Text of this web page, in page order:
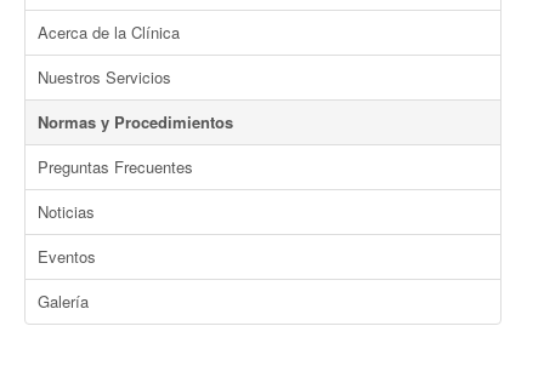
Acerca de la Clínica
Nuestros Servicios
Normas y Procedimientos
Preguntas Frecuentes
Noticias
Eventos
Galería